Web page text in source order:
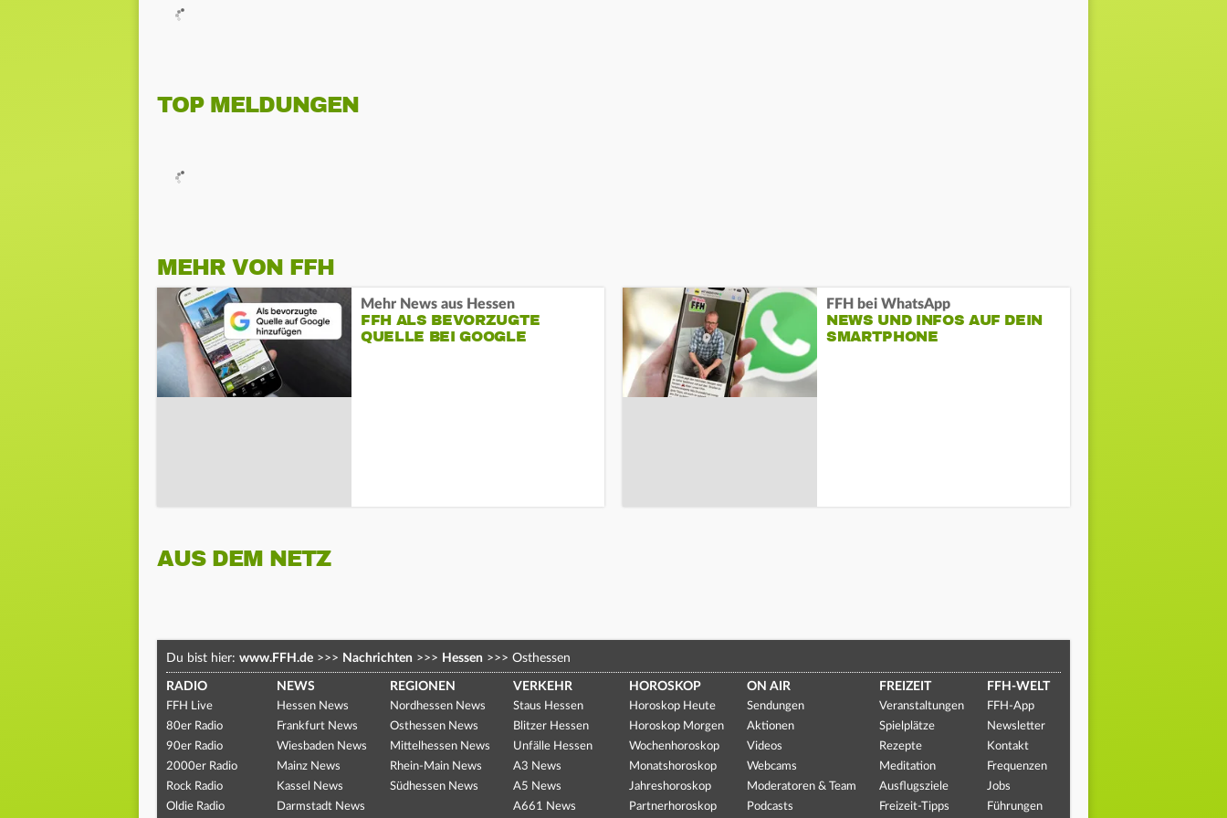
TOP MELDUNGEN
MEHR VON FFH
Mehr News aus Hessen
FFH ALS BEVORZUGTE
QUELLE BEI GOOGLE
FFH bei WhatsApp
NEWS UND INFOS AUF DEIN
SMARTPHONE
AUS DEM NETZ
Du bist hier: www.FFH.de >>> Nachrichten >>> Hessen >>> Osthessen
RADIO
FFH Live
80er Radio
90er Radio
2000er Radio
Rock Radio
Oldie Radio
NEWS
Hessen News
Frankfurt News
Wiesbaden News
Mainz News
Kassel News
Darmstadt News
REGIONEN
Nordhessen News
Osthessen News
Mittelhessen News
Rhein-Main News
Südhessen News
VERKEHR
Staus Hessen
Blitzer Hessen
Unfälle Hessen
A3 News
A5 News
A661 News
HOROSKOP
Horoskop Heute
Horoskop Morgen
Wochenhoroskop
Monatshoroskop
Jahreshoroskop
Partnerhoroskop
ON AIR
Sendungen
Aktionen
Videos
Webcams
Moderatoren & Team
Podcasts
FREIZEIT
Veranstaltungen
Spielplätze
Rezepte
Meditation
Ausflugsziele
Freizeit-Tipps
FFH-WELT
FFH-App
Newsletter
Kontakt
Frequenzen
Jobs
Führungen